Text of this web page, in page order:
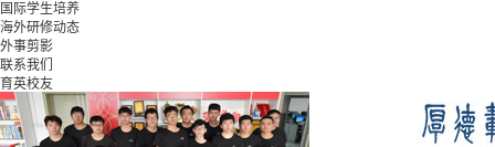
国际学生培养
海外研修动态
外事剪影
联系我们
育英校友